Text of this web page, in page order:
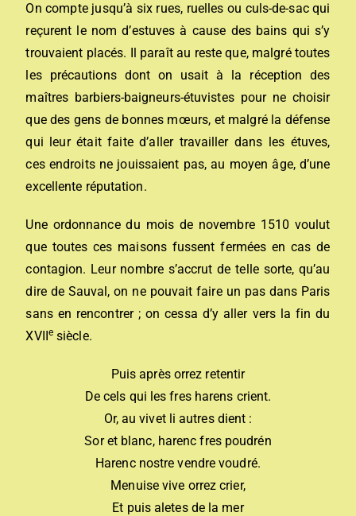
On compte jusqu’à six rues, ruelles ou culs-de-sac qui
reçurent le nom d’estuves à cause des bains qui s’y
trouvaient placés. Il paraît au reste que, malgré toutes
les précautions dont on usait à la réception des
maîtres barbiers-baigneurs-étuvistes pour ne choisir
que des gens de bonnes mœurs, et malgré la défense
qui leur était faite d’aller travailler dans les étuves,
ces endroits ne jouissaient pas, au moyen âge, d’une
excellente réputation.
Une ordonnance du mois de novembre 1510 voulut
que toutes ces maisons fussent fermées en cas de
contagion. Leur nombre s’accrut de telle sorte, qu’au
dire de Sauval, on ne pouvait faire un pas dans Paris
sans en rencontrer ; on cessa d’y aller vers la fin du
XVIIesiècle.
Puis après orrez retentir
De cels qui les fres harens crient.
Or, au vivet li autres dient :
Sor et blanc, harenc fres poudrén
Harenc nostre vendre voudré.
Menuise vive orrez crier,
Et puis aletes de la mer